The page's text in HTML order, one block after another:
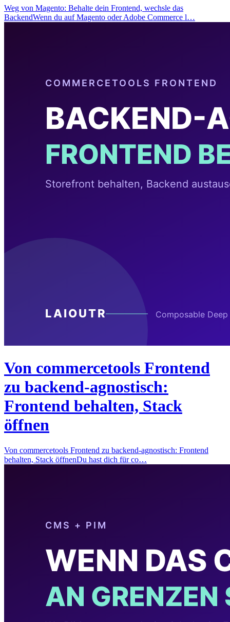
Weg von Magento: Behalte dein Frontend, wechsle das
BackendWenn du auf Magento oder Adobe Commerce l…
Von commercetools Frontend
zu backend-agnostisch:
Frontend behalten, Stack
öffnen
Von commercetools Frontend zu backend-agnostisch: Frontend
behalten, Stack öffnenDu hast dich für co…